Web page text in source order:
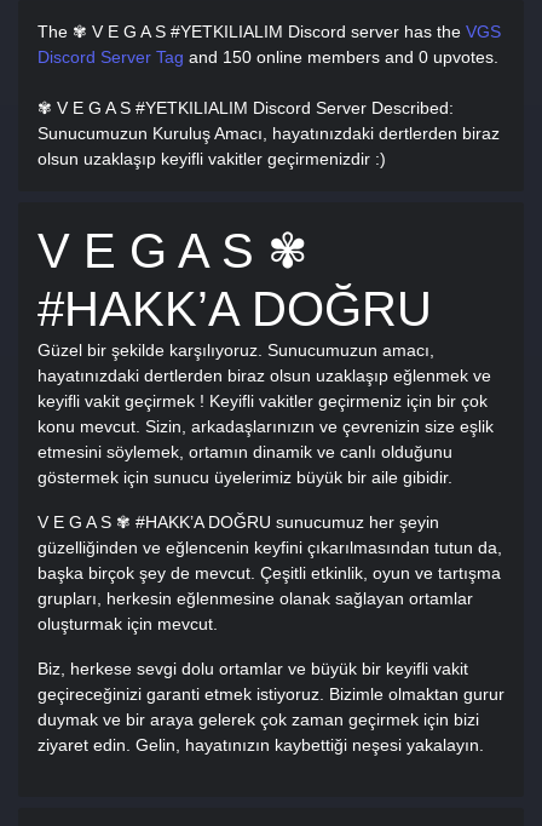
The ✾ V E G A S #YETKILIALIM Discord server has the VGS
Discord Server Tag and 150 online members and 0 upvotes.
✾ V E G A S #YETKILIALIM Discord Server Described:
Sunucumuzun Kuruluş Amacı, hayatınızdaki dertlerden biraz
olsun uzaklaşıp keyifli vakitler geçirmenizdir :)
V E G A S ✾
#HAKK’A DOĞRU
Güzel bir şekilde karşılıyoruz. Sunucumuzun amacı,
hayatınızdaki dertlerden biraz olsun uzaklaşıp eğlenmek ve
keyifli vakit geçirmek ! Keyifli vakitler geçirmeniz için bir çok
konu mevcut. Sizin, arkadaşlarınızın ve çevrenizin size eşlik
etmesini söylemek, ortamın dinamik ve canlı olduğunu
göstermek için sunucu üyelerimiz büyük bir aile gibidir.
V E G A S ✾ #HAKK’A DOĞRU sunucumuz her şeyin
güzelliğinden ve eğlencenin keyfini çıkarılmasından tutun da,
başka birçok şey de mevcut. Çeşitli etkinlik, oyun ve tartışma
grupları, herkesin eğlenmesine olanak sağlayan ortamlar
oluşturmak için mevcut.
Biz, herkese sevgi dolu ortamlar ve büyük bir keyifli vakit
geçireceğinizi garanti etmek istiyoruz. Bizimle olmaktan gurur
duymak ve bir araya gelerek çok zaman geçirmek için bizi
ziyaret edin. Gelin, hayatınızın kaybettiği neşesi yakalayın.